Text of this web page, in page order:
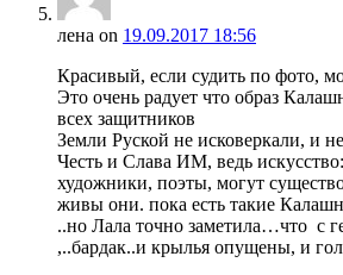
лена on 19.09.2017 18:56
Красивый, если судить по фото,
Это очень радует что образ
всех защитников
Земли Руской не исковеркали, и
Честь и Слава ИМ, ведь
художники, поэты, могут
живы они. пока есть такие
..но Лала точно заметила…что с
,..бардак..и крылья опущены, и